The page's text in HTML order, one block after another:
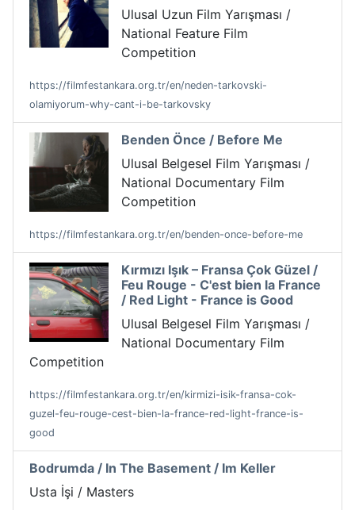
Ulusal Uzun Film Yarışması /
National Feature Film
Competition
https://filmfestankara.org.tr/en/neden-tarkovski-
olamiyorum-why-cant-i-be-tarkovsky
Benden Önce / Before Me
Ulusal Belgesel Film Yarışması /
National Documentary Film
Competition
https://filmfestankara.org.tr/en/benden-once-before-me
Kırmızı Işık – Fransa Çok Güzel /
Feu Rouge - C'est bien la France
/ Red Light - France is Good
Ulusal Belgesel Film Yarışması /
National Documentary Film
Competition
https://filmfestankara.org.tr/en/kirmizi-isik-fransa-cok-
guzel-feu-rouge-cest-bien-la-france-red-light-france-is-
good
Bodrumda / In The Basement / Im Keller
Usta İşi / Masters